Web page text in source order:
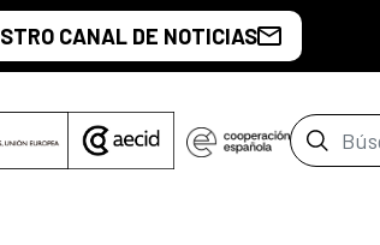
CANAL DE NOTICIAS
Barra